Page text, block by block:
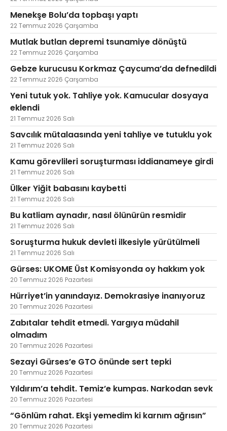
Menekşe Bolu’da topbaşı yaptı
22 Temmuz 2026 Çarşamba
Mutlak butlan depremi tsunamiye dönüştü
22 Temmuz 2026 Çarşamba
Gebze kurucusu Korkmaz Çaycuma’da defnedildi
22 Temmuz 2026 Çarşamba
Yeni tutuk yok. Tahliye yok. Kamucular dosyaya
eklendi
21 Temmuz 2026 Salı
Savcılık mütalaasında yeni tahliye ve tutuklu yok
21 Temmuz 2026 Salı
Kamu görevlileri soruşturması iddianameye girdi
21 Temmuz 2026 Salı
Ülker Yiğit babasını kaybetti
21 Temmuz 2026 Salı
Bu katliam aynadır, nasıl ölünürün resmidir
21 Temmuz 2026 Salı
Soruşturma hukuk devleti ilkesiyle yürütülmeli
21 Temmuz 2026 Salı
Gürses: UKOME Üst Komisyonda oy hakkım yok
20 Temmuz 2026 Pazartesi
Hürriyet’in yanındayız. Demokrasiye inanıyoruz
20 Temmuz 2026 Pazartesi
Zabıtalar tehdit etmedi. Yargıya müdahil
olmadım
20 Temmuz 2026 Pazartesi
Sezayi Gürses’e GTO önünde sert tepki
20 Temmuz 2026 Pazartesi
Yıldırım’a tehdit. Temiz’e kumpas. Narkodan sevk
20 Temmuz 2026 Pazartesi
“Gönlüm rahat. Ekşi yemedim ki karnım ağrısın”
20 Temmuz 2026 Pazartesi